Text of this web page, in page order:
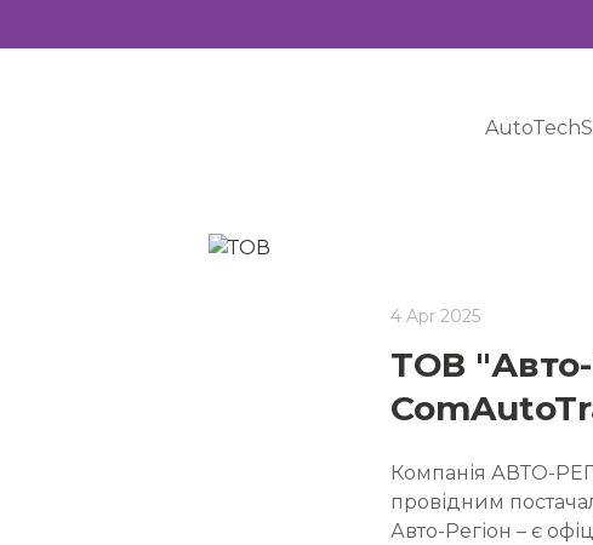
4 Apr 2025
ТОВ "Авто-
Компанія АВТО-
провідним
Авто-Регіон – є